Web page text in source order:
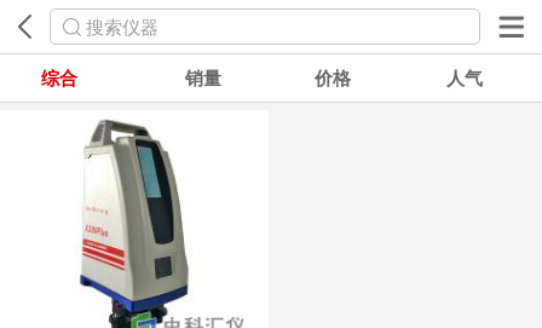
搜索仪器
综合 销量 价格 人气